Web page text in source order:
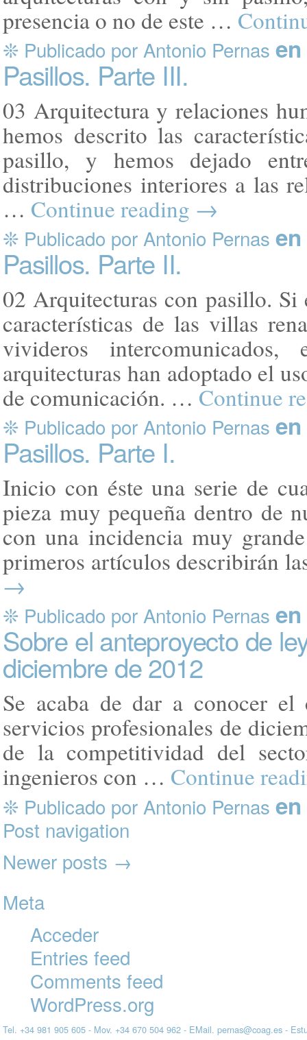
presencia o no de este …
❊ Publicado por Antonio Pernas
Pasillos. Parte III.
03 Arquitectura y relaciones
hemos descrito las
pasillo, y hemos dejado
distribuciones interiores a las
… Continue reading →
❊ Publicado por Antonio Pernas
Pasillos. Parte II.
02 Arquitecturas con pasillo.
características de las villas
vivideros
arquitecturas han adoptado el
de comunicación. … Continue
❊ Publicado por Antonio Pernas
Pasillos. Parte I.
Inicio con éste una serie de
pieza muy pequeña dentro de
con una incidencia muy
primeros artículos describirán
→
❊ Publicado por Antonio Pernas
Sobre el anteproyecto de
diciembre de 2012
Se acaba de dar a conocer
servicios profesionales de
de la competitividad del
ingenieros con … Continue
❊ Publicado por Antonio Pernas
Post navigation
Newer posts →
Meta
Acceder
Entries feed
Comments feed
WordPress.org
Tel. +34 981 905 605 - Mov. +34 670 504 962 - EMail. pernas@coag.es -